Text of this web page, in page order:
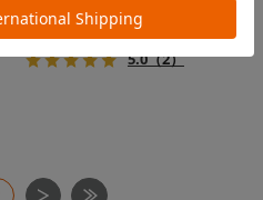
ゃんやネコちゃんの抜け出し
を防止！キャリー部前面にメ
ッシュがプラスされた通気性
￥39,600
5.0（2）